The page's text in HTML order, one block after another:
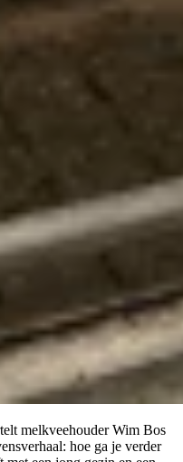
melkveehouder Wim Bos
hoe ga je verder